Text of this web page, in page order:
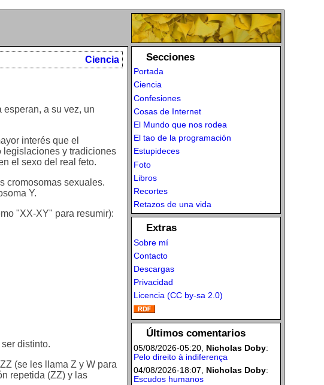
Ciencia
a su vez, un
interés que el
legislaciones y tradiciones
el sexo del real feto.
cromosomas sexuales.
Y.
"XX-XY" para resumir):
distinto.
(se les llama Z y W para
repetida (ZZ) y las
Secciones
Portada
Ciencia
Confesiones
Cosas de Internet
El Mundo que nos rodea
El tao de la programación
Estupideces
Foto
Libros
Recortes
Retazos de una vida
Extras
Sobre mí
Contacto
Descargas
Privacidad
Licencia (CC by-sa 2.0)
Últimos comentarios
05/08/2026-05:20, Nicholas Doby:
Pelo direito à indiferença
04/08/2026-18:07, Nicholas Doby:
Escudos humanos